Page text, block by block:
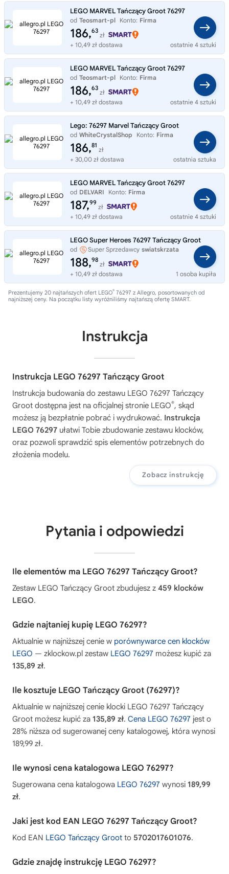
LEGO MARVEL Tańczący Groot 76297
od Teosmart-pl Konto: Firma
186,63
zł
+ 10,49 zł dostawa
ostatnie 4 sztuki
LEGO MARVEL Tańczący Groot 76297
od Teosmart-pl Konto: Firma
186,63
zł
+ 10,49 zł dostawa
ostatnie 4 sztuki
Lego: 76297 Marvel Tańczący Groot
od WhiteCrystalShop Konto: Firma
186,81
zł
+ 30,00 zł dostawa
ostatnia sztuka
LEGO MARVEL Tańczący Groot 76297
od DELVARI Konto: Firma
187,99
zł
+ 10,49 zł dostawa
ostatnie 4 sztuki
LEGO Super Heroes 76297 Tańczący Groot
od Super Sprzedawcy swiatskrzata
188,98
zł
+ 10,49 zł dostawa
1 osoba kupiła
Prezentujemy 20 najtańszych ofert LEGO® 76297 z Allegro, posortowanych od
najniższej ceny. Na początku listy wyróżniliśmy najtańszą ofertę SMART.
Instrukcja
Instrukcja LEGO 76297 Tańczący Groot
Instrukcja budowania do zestawu LEGO 76297 Tańczący
Groot dostępna jest na oficjalnej stronie LEGO®, skąd
możesz ją bezpłatnie pobrać i wydrukować. Instrukcja
LEGO 76297 ułatwi Tobie zbudowanie zestawu klocków,
oraz pozwoli sprawdzić spis elementów potrzebnych do
złożenia modelu.
Zobacz instrukcję
Pytania i odpowiedzi
Ile elementów ma LEGO 76297 Tańczący Groot?
Zestaw LEGO Tańczący Groot zbudujesz z 459 klocków
LEGO.
Gdzie najtaniej kupię LEGO 76297?
Aktualnie w najniższej cenie w porównywarce cen klocków
LEGO — zklockow.pl zestaw LEGO 76297 możesz kupić za
135,89 zł.
Ile kosztuje LEGO Tańczący Groot (76297)?
Aktualnie w najniższej cenie klocki LEGO 76297 Tańczący
Groot możesz kupić za 135,89 zł. Cena LEGO 76297 jest o
28% niższa od sugerowanej ceny katalogowej, która wynosi
189,99 zł.
Ile wynosi cena katalogowa LEGO 76297?
Sugerowana cena katalogowa LEGO 76297 wynosi 189,99
zł.
Jaki jest kod EAN LEGO 76297 Tańczący Groot?
Kod EAN LEGO Tańczący Groot to 5702017601076.
Gdzie znajdę instrukcję LEGO 76297?